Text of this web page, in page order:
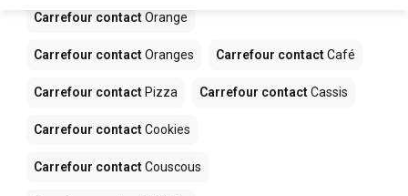
Carrefour contactOrange
Carrefour contactOranges Carrefour contactCafé
Carrefour contact Pizza Carrefour contactCassis
Carrefour contactCookies
Carrefour contactCouscous